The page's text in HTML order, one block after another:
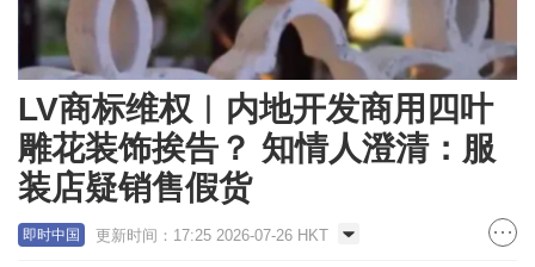
LV商标维权︱内地开发商用四叶
雕花装饰挨告？ 知情人澄清：服
装店疑销售假货
即时中国 更新时间：17:25 2026-07-26 HKT